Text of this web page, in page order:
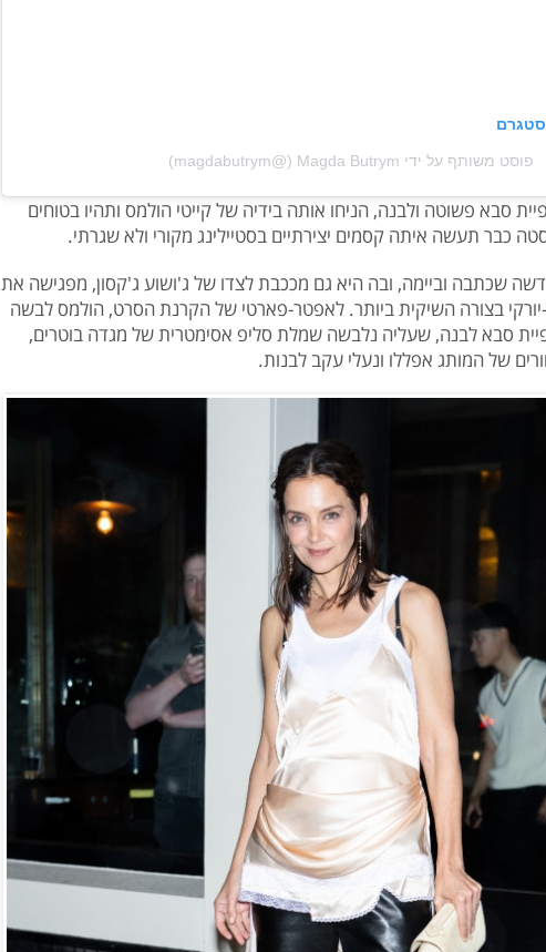
פוסט משותף על ידי ‏‎Magda Butrym‎‏ (@‏‎magdabutrym‎‏)
סבא פשוטה ולבנה, הניחו אותה בידיה של קייטי הולמס ותהיו בטוחים
כבר תעשה איתה קסמים יצירתיים בסטיילינג מקורי ולא שגרתי.
שכתבה וביימה, ובה היא גם מככבת לצדו של ג'ושוע ג'קסון, מפגישה את
יורקי בצורה השיקית ביותר. לאפטר-פארטי של הקרנת הסרט, הולמס לבשה
סבא לבנה, שעליה נלבשה שמלת סליפ אסימטרית של מגדה בוטרים,
של המותג אפללו ונעלי עקב לבנות.